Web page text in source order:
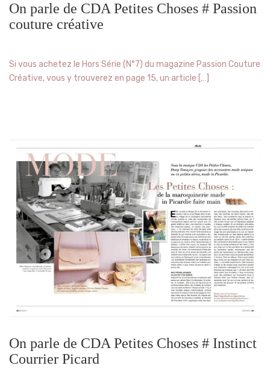
On parle de CDA Petites Choses # Passion
couture créative
Si vous achetez le Hors Série (N°7) du magazine Passion Couture
Créative, vous y trouverez en page 15, un article […]
On parle de CDA Petites Choses # Instinct
Courrier Picard